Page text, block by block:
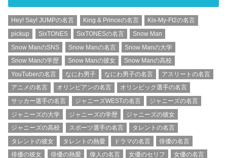
Hey! Say! JUMPの名言 King & Princeの名言
Kis-My-Ft2の名言
pickup
SixTONES SixTONESの名言
Snow Man
Snow ManのSNS
Snow Manの名言
Snow Manの大学
Snow Manの学歴
Snow Manの彼女
Snow Manの高校
YouTuberの名言
なにわ男子 なにわ男子の名言
アスリートの名言
アニメの名言
オリンピアンの名言
オリンピック選手の名言
サッカー選手の名言
ジャニーズWESTの名言
ジャニーズの名言
ジャニーズの大学
ジャニーズの学歴
ジャニーズの彼女
ジャニーズの高校
スポーツ選手の名言
タレントの名言
タレントの彼女
タレントの熱愛 ドラマの名言
俳優の名言
俳優の彼女
俳優の熱愛 偉人の名言 女優のセリフ 女優の名言